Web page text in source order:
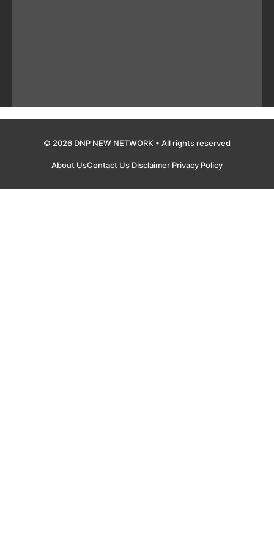
© 2026 DNP NEW NETWORK • All rights reserved
About UsContact Us Disclaimer Privacy Policy